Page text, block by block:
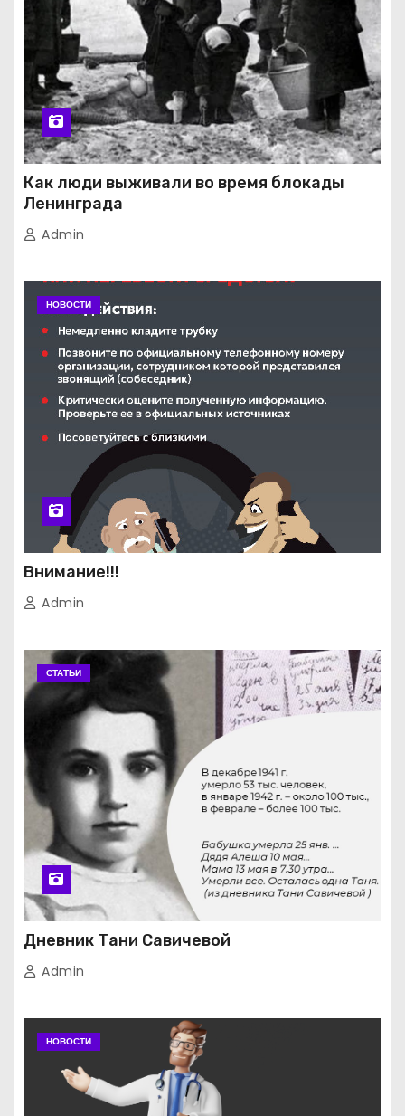
Как люди выживали во время блокады
Ленинграда
Admin
НОВОСТИ
Внимание!!!
Admin
СТАТЬИ
Дневник Тани Савичевой
Admin
НОВОСТИ